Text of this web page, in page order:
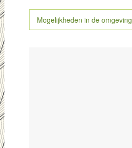
Mogelijkheden in de omgeving